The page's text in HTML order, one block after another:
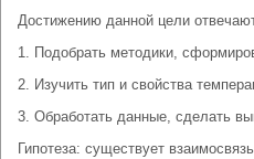
Достижению данной цели
1. Подобрать методики,
2. Изучить тип и свойства
3. Обработать данные, сделать
Гипотеза: существует